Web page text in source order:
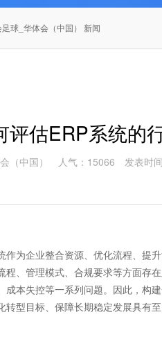
球_华体会（中国） 新闻
评估ERP系统的
（中国） 人气：15066 发表时
为企业整合资源、优化流程、提
、管理模式、合规要求等方面存
本失控等一系列问题。因此，构
型目标、保障长期稳定发展具有